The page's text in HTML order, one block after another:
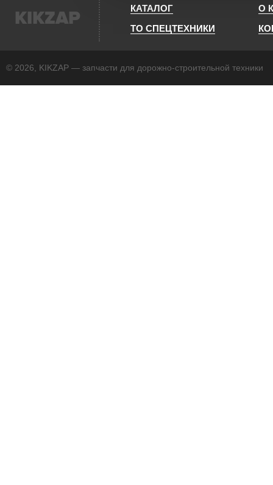
KIKZAP КАТАЛОГ
О
ТО СПЕЦТЕХНИКИ
© 2026, KIKZAP — запчасти для дорожно-строительной техники